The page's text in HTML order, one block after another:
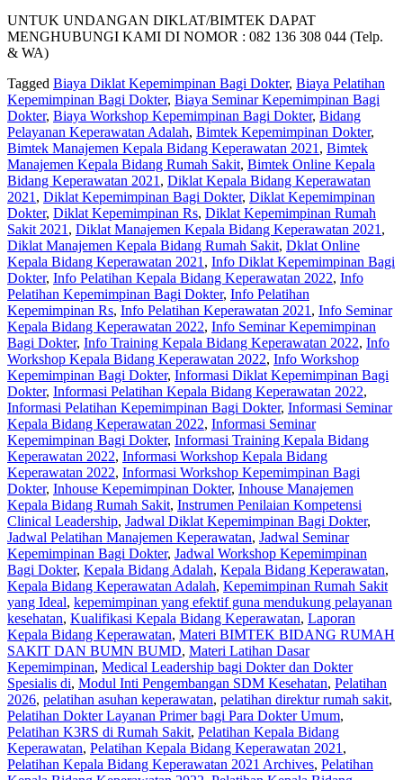
UNTUK UNDANGAN DIKLAT/BIMTEK DAPAT
MENGHUBUNGI KAMI DI NOMOR : 082 136 308 044 (Telp.
& WA)
Tagged Biaya Diklat Kepemimpinan Bagi Dokter, Biaya Pelatihan
Kepemimpinan Bagi Dokter, Biaya Seminar Kepemimpinan Bagi
Dokter, Biaya Workshop Kepemimpinan Bagi Dokter, Bidang
Pelayanan Keperawatan Adalah, Bimtek Kepemimpinan Dokter,
Bimtek Manajemen Kepala Bidang Keperawatan 2021 , Bimtek
Manajemen Kepala Bidang Rumah Sakit, Bimtek Online Kepala
Bidang Keperawatan 2021 , Diklat Kepala Bidang Keperawatan
2021 , Diklat Kepemimpinan Bagi Dokter, Diklat Kepemimpinan
Dokter, Diklat Kepemimpinan Rs, Diklat Kepemimpinan Rumah
Sakit 2021 , Diklat Manajemen Kepala Bidang Keperawatan 2021 ,
Diklat Manajemen Kepala Bidang Rumah Sakit, Dklat Online
Kepala Bidang Keperawatan 2021 , Info Diklat Kepemimpinan Bagi
Dokter, Info Pelatihan Kepala Bidang Keperawatan 2022, Info
Pelatihan Kepemimpinan Bagi Dokter, Info Pelatihan
Kepemimpinan Rs, Info Pelatihan Keperawatan 2021 , Info Seminar
Kepala Bidang Keperawatan 2022, Info Seminar Kepemimpinan
Bagi Dokter, Info Training Kepala Bidang Keperawatan 2022, Info
Workshop Kepala Bidang Keperawatan 2022, Info Workshop
Kepemimpinan Bagi Dokter, Informasi Diklat Kepemimpinan Bagi
Dokter, Informasi Pelatihan Kepala Bidang Keperawatan 2022,
Informasi Pelatihan Kepemimpinan Bagi Dokter, Informasi Seminar
Kepala Bidang Keperawatan 2022, Informasi Seminar
Kepemimpinan Bagi Dokter, Informasi Training Kepala Bidang
Keperawatan 2022, Informasi Workshop Kepala Bidang
Keperawatan 2022, Informasi Workshop Kepemimpinan Bagi
Dokter, Inhouse Kepemimpinan Dokter, Inhouse Manajemen
Kepala Bidang Rumah Sakit, Instrumen Penilaian Kompetensi
Clinical Leadership, Jadwal Diklat Kepemimpinan Bagi Dokter,
Jadwal Pelatihan Manajemen Keperawatan, Jadwal Seminar
Kepemimpinan Bagi Dokter, Jadwal Workshop Kepemimpinan
Bagi Dokter, Kepala Bidang Adalah, Kepala Bidang Keperawatan,
Kepala Bidang Keperawatan Adalah, Kepemimpinan Rumah Sakit
yang Ideal, kepemimpinan yang efektif guna mendukung pelayanan
kesehatan, Kualifikasi Kepala Bidang Keperawatan, Laporan
Kepala Bidang Keperawatan, Materi BIMTEK BIDANG RUMAH
SAKIT DAN BUMN BUMD, Materi Latihan Dasar
Kepemimpinan, Medical Leadership bagi Dokter dan Dokter
Spesialis di, Modul Inti Pengembangan SDM Kesehatan, Pelatihan
2026, pelatihan asuhan keperawatan, pelatihan direktur rumah sakit,
Pelatihan Dokter Layanan Primer bagi Para Dokter Umum,
Pelatihan K3RS di Rumah Sakit, Pelatihan Kepala Bidang
Keperawatan, Pelatihan Kepala Bidang Keperawatan 2021 ,
Pelatihan Kepala Bidang Keperawatan 2021 Archives, Pelatihan